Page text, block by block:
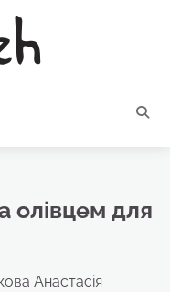
олівцем для
Анастасія